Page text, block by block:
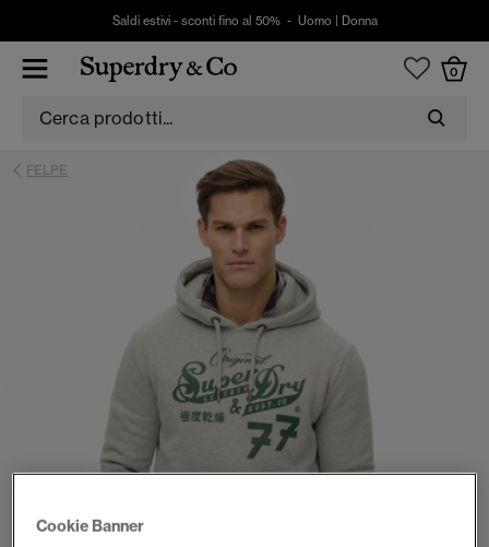
Saldi estivi - sconti fino al 50% - Uomo Donna
0
FELPE
Cookie Banner